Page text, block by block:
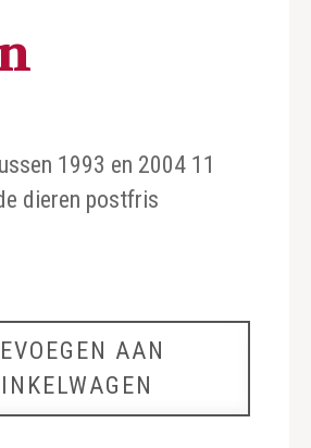
1993 en 2004 11
dieren postfris
AAN